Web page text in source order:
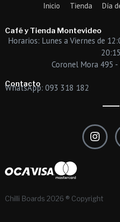
Inicio Tienda Día
Café y Tienda Montevideo
Horarios: Lunes a Viernes de
20:15
Coronel Mora 495
Contacto
WhatsApp: 093 318 182
Chilli Boards 2026 ® Copyright
I
n
s
a